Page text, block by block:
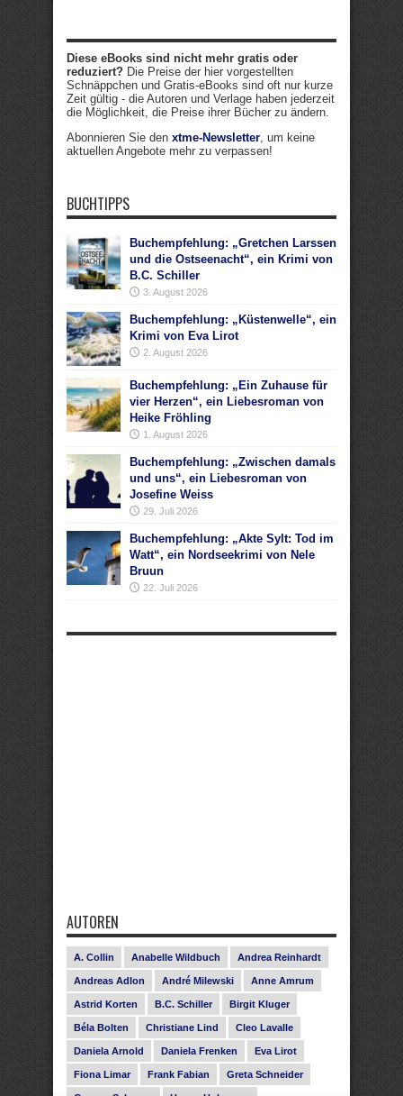
Diese eBooks sind nicht mehr gratis oder
reduziert? Die Preise der hier vorgestellten
Schnäppchen und Gratis-eBooks sind oft nur kurze
Zeit gültig - die Autoren und Verlage haben jederzeit
die Möglichkeit, die Preise ihrer Bücher zu ändern.
Abonnieren Sie den xtme-Newsletter, um keine
aktuellen Angebote mehr zu verpassen!
BUCHTIPPS
Buchempfehlung: „Gretchen Larssen
und die Ostseenacht“, ein Krimi von
B.C. Schiller
3. August 2026
Buchempfehlung: „Küstenwelle“, ein
Krimi von Eva Lirot
2. August 2026
Buchempfehlung: „Ein Zuhause für
vier Herzen“, ein Liebesroman von
Heike Fröhling
1. August 2026
Buchempfehlung: „Zwischen damals
und uns“, ein Liebesroman von
Josefine Weiss
29. Juli 2026
Buchempfehlung: „Akte Sylt: Tod im
Watt“, ein Nordseekrimi von Nele
Bruun
22. Juli 2026
AUTOREN
A. Collin Anabelle Wildbuch Andrea Reinhardt
Andreas Adlon André Milewski Anne Amrum
Astrid Korten B.C. Schiller Birgit Kluger
Béla Bolten Christiane Lind Cleo Lavalle
Daniela Arnold Daniela Frenken Eva Lirot
Fiona Limar Frank Fabian Greta Schneider